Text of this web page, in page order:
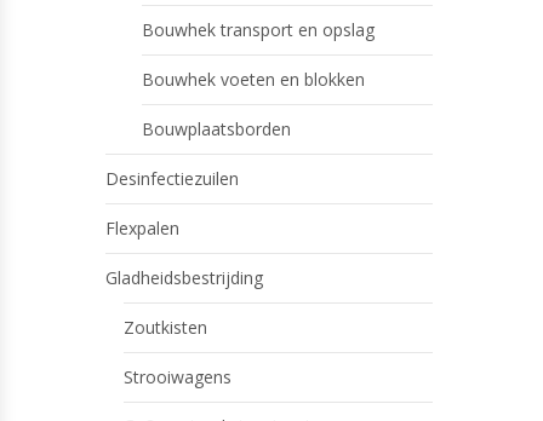
Bouwhek transport en opslag
Bouwhek voeten en blokken
Bouwplaatsborden
Desinfectiezuilen
Flexpalen
Gladheidsbestrijding
Zoutkisten
Strooiwagens